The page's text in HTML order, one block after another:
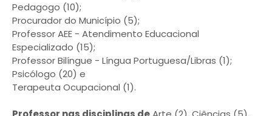
Pedagogo (10);
Procurador do Município (5);
Professor AEE - Atendimento Educacional
Especializado (15);
Professor Bilíngue - Língua Portuguesa/Libras (1);
Psicólogo (20) e
Terapeuta Ocupacional (1).